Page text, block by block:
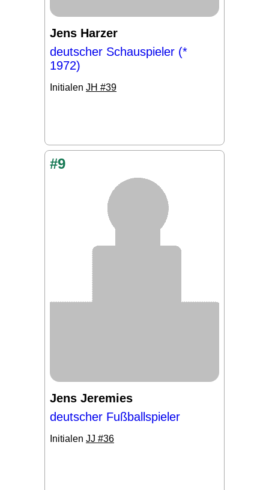
Jens Harzer
deutscher Schauspieler (*
1972)
Initialen JH #39
#9
Jens Jeremies
deutscher Fußballspieler
Initialen JJ #36